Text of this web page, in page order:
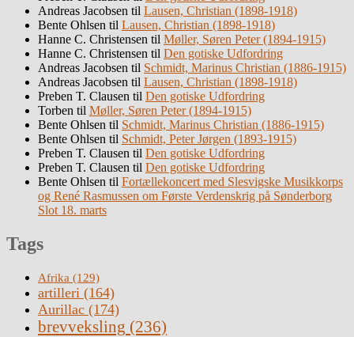
Andreas Jacobsen til Lausen, Christian (1898-1918)
Bente Ohlsen til Lausen, Christian (1898-1918)
Hanne C. Christensen til Møller, Søren Peter (1894-1915)
Hanne C. Christensen til Den gotiske Udfordring
Andreas Jacobsen til Schmidt, Marinus Christian (1886-1915)
Andreas Jacobsen til Lausen, Christian (1898-1918)
Preben T. Clausen til Den gotiske Udfordring
Torben til Møller, Søren Peter (1894-1915)
Bente Ohlsen til Schmidt, Marinus Christian (1886-1915)
Bente Ohlsen til Schmidt, Peter Jørgen (1893-1915)
Preben T. Clausen til Den gotiske Udfordring
Preben T. Clausen til Den gotiske Udfordring
Bente Ohlsen til Fortællekoncert med Slesvigske Musikkorps
og René Rasmussen om Første Verdenskrig på Sønderborg
Slot 18. marts
Tags
Afrika (129)
artilleri (164)
Aurillac (174)
brevveksling (236)